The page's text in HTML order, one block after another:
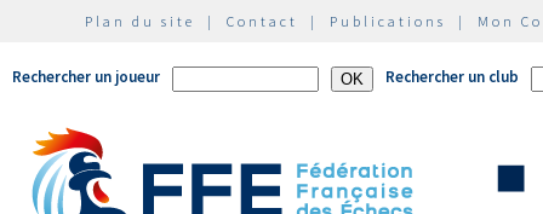
Plan du site | Contact | Publications | Mon
Rechercher un joueur Rechercher un club